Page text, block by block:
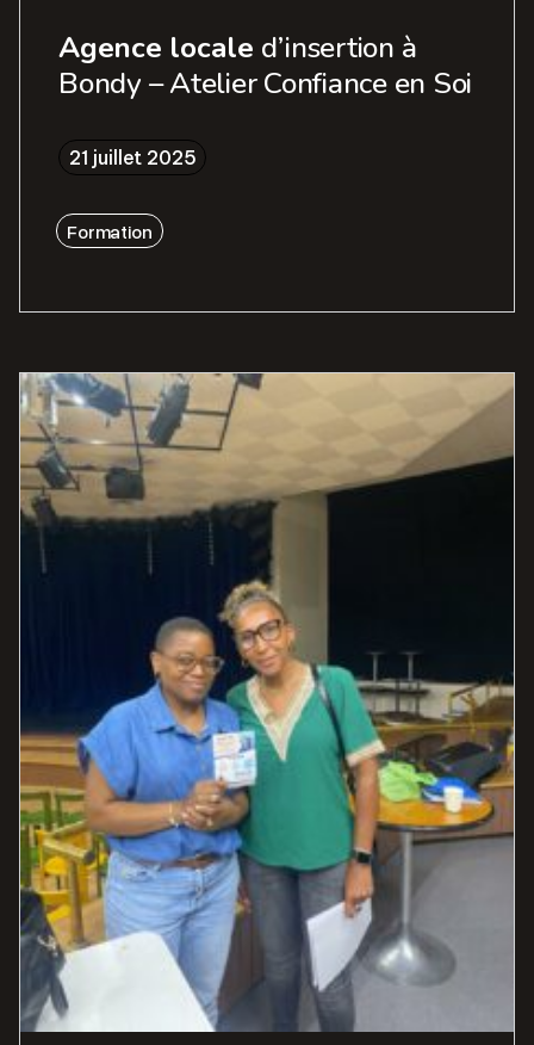
Agence locale d’insertion à
Bondy – Atelier Confiance en Soi
21 juillet 2025
Formation